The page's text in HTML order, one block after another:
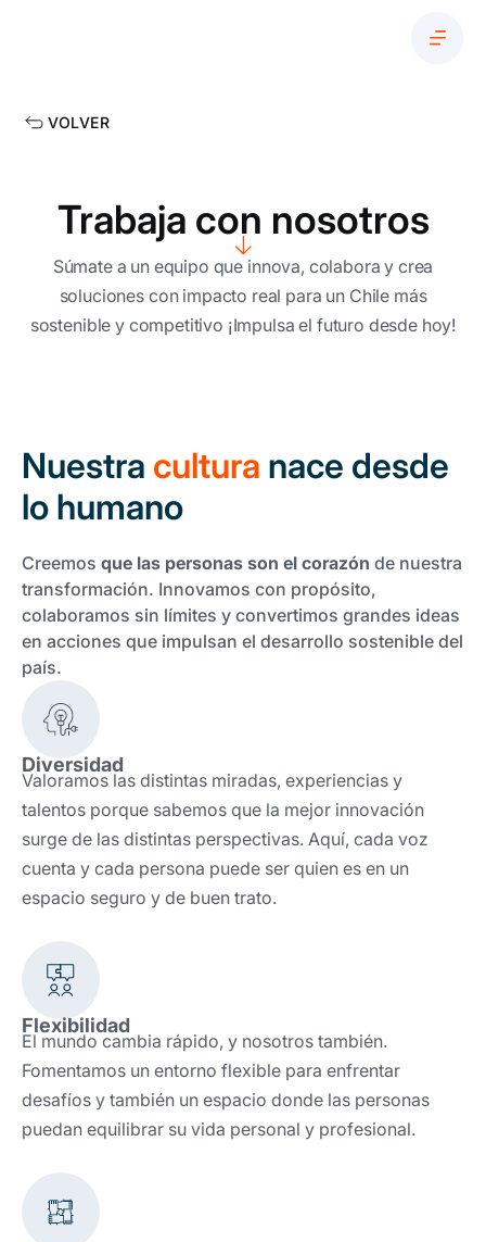
NOSOTROS
Sobre FCh
Trabaja con nosotros
Ver todo
INICIATIVAS
Enfrentando el cambio climático
Ver todas
Español |English
NOTICIAS & MEDIA
Noticias
Ver todas
Español |English
TRANSPARENCIA
Estándares de transparencia de base
instituyente
Estándares de transparencia base de
Estándares de transparencia
progresivos de gestión
Ver todos
EVENTOS Y CONVOCATORIAS
Eventos
Español|English
EXPLORA
Compromiso sustentable
Español|English
VOLVER
Trabaja con nosotros
Súmate a un equipo que innova, colabora y crea
soluciones con impacto real para un Chile más
sostenible y competitivo ¡Impulsa el futuro desde hoy!
Nuestra cultura nace desde
lo humano
Creemos que las personas son el corazón de nuestra
transformación. Innovamos con propósito,
colaboramos sin límites y convertimos grandes ideas
en acciones que impulsan el desarrollo sostenible del
país.
Diversidad
Valoramos las distintas miradas, experiencias y
talentos porque sabemos que la mejor innovación
surge de las distintas perspectivas. Aquí, cada voz
cuenta y cada persona puede ser quien es en un
espacio seguro y de buen trato.
Flexibilidad
El mundo cambia rápido, y nosotros también.
Fomentamos un entorno flexible para enfrentar
desafíos y también un espacio donde las personas
puedan equilibrar su vida personal y profesional.